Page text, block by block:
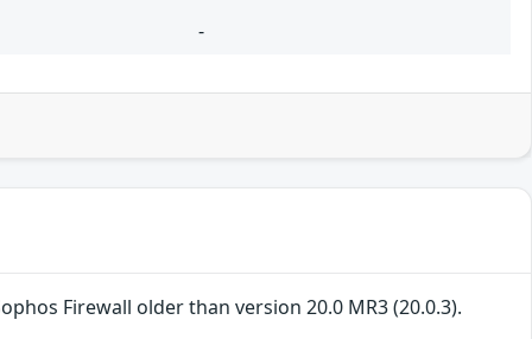
-
Firewall older than version 20.0 MR3 (20.0.3).